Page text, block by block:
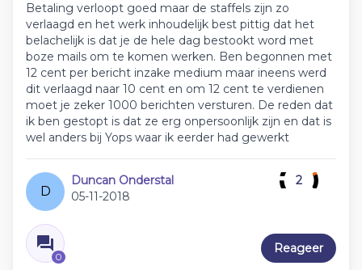
Betaling verloopt goed maar de staffels zijn zo
verlaagd en het werk inhoudelijk best pittig dat het
belachelijk is dat je de hele dag bestookt word met
boze mails om te komen werken. Ben begonnen met
12 cent per bericht inzake medium maar ineens werd
dit verlaagd naar 10 cent en om 12 cent te verdienen
moet je zeker 1000 berichten versturen. De reden dat
ik ben gestopt is dat ze erg onpersoonlijk zijn en dat is
wel anders bij Yops waar ik eerder had gewerkt
D
Duncan Onderstal
05-11-2018
0
2
Reageer